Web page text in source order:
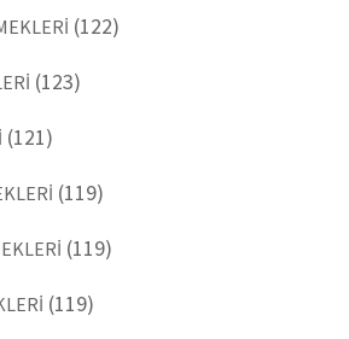
(122)
(123)
(121)
(119)
(119)
(119)